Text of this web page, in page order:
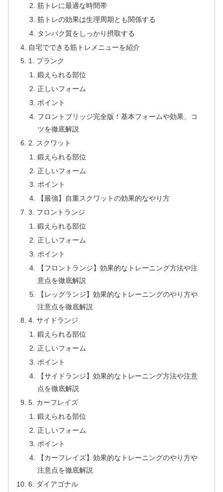
筋トレに最適な時間帯
筋トレの効果は生理周期とも関係する
タンパク質をしっかり摂取する
自宅でできる筋トレメニューを紹介
1. プランク
鍛えられる部位
正しいフォーム
ポイント
フロントブリッジ完全版！基本フォームや効果、コ
ツを徹底解説
2. スクワット
鍛えられる部位
正しいフォーム
ポイント
【最強】自重スクワットの効果的なやり方
3. フロントランジ
鍛えられる部位
正しいフォーム
ポイント
【フロントランジ】効果的なトレーニング方法や注
意点を徹底解説
【レッグランジ】効果的なトレーニングのやり方や
注意点を徹底解説
4. サイドランジ
鍛えられる部位
正しいフォーム
ポイント
【サイドランジ】効果的なトレーニング方法や注意
点を徹底解説
5. カーフレイズ
鍛えられる部位
正しいフォーム
ポイント
【カーフレイズ】効果的なトレーニングのやり方や
注意点を徹底解説
6. ダイアゴナル